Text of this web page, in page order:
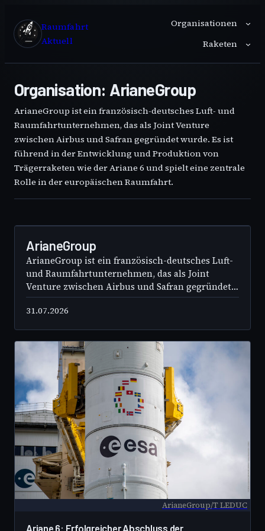
Inhalt
springen
Raumfahrt
Aktuell
Organisationen
Raketen
Organisation: ArianeGroup
ArianeGroup ist ein französisch-deutsches Luft- und
Raumfahrtunternehmen, das als Joint Venture
zwischen Airbus und Safran gegründet wurde. Es ist
führend in der Entwicklung und Produktion von
Trägerraketen wie der Ariane 6 und spielt eine zentrale
Rolle in der europäischen Raumfahrt.
31
ArianeGroup
ArianeGroup ist ein französisch-deutsches Luft-
und Raumfahrtunternehmen, das als Joint
Venture zwischen Airbus und Safran gegründet
wurde. Es ist führend in der Entwicklung und
Produktion von Trägerraketen wie der Ariane 6
europäischen Raumfahrt.
31.07.2026
ArianeGroup/T LEDUC
Ariane 6: Erfolgreicher Abschluss der